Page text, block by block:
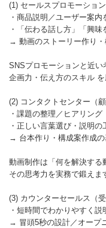
(1) セールスプロモーショ
・商品説明／ユーザー案内
・「伝わる話し方」「興
→ 動画のストーリー作り
SNSプロモーションと近い
企画力・伝え方のスキル を
(2) コンタクトセンター（顧
・課題の整理／ヒアリング
・正しい言葉選び・説明の
→ 台本作り・構成案作成
動画制作は「何を解決する
その思考力を実務で鍛えま
(3) カウンターセールス（受
・短時間でわかりやすく説
→ 冒頭5秒の設計／オープ